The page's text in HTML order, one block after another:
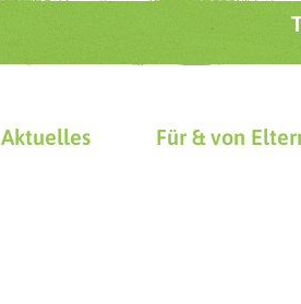
Aktuelles Für & von